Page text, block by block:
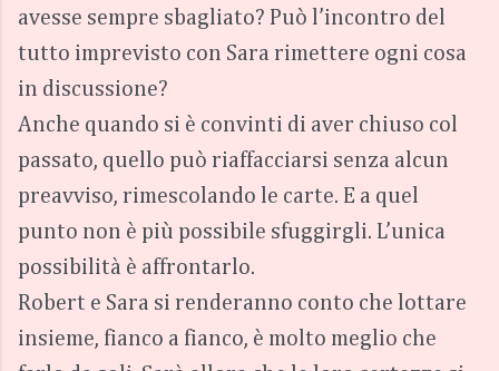
avesse sempre sbagliato? Può l’incontro del
tutto imprevisto con Sara rimettere ogni cosa
in discussione?
Anche quando si è convinti di aver chiuso col
passato, quello può riaffacciarsi senza alcun
preavviso, rimescolando le carte. E a quel
punto non è più possibile sfuggirgli. L’unica
possibilità è affrontarlo.
Robert e Sara si renderanno conto che lottare
insieme, fianco a fianco, è molto meglio che